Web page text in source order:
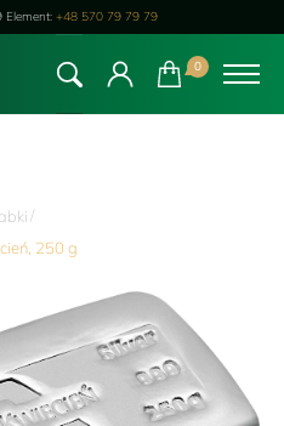
Element: +48 570 79 79 79
0
/
250 g